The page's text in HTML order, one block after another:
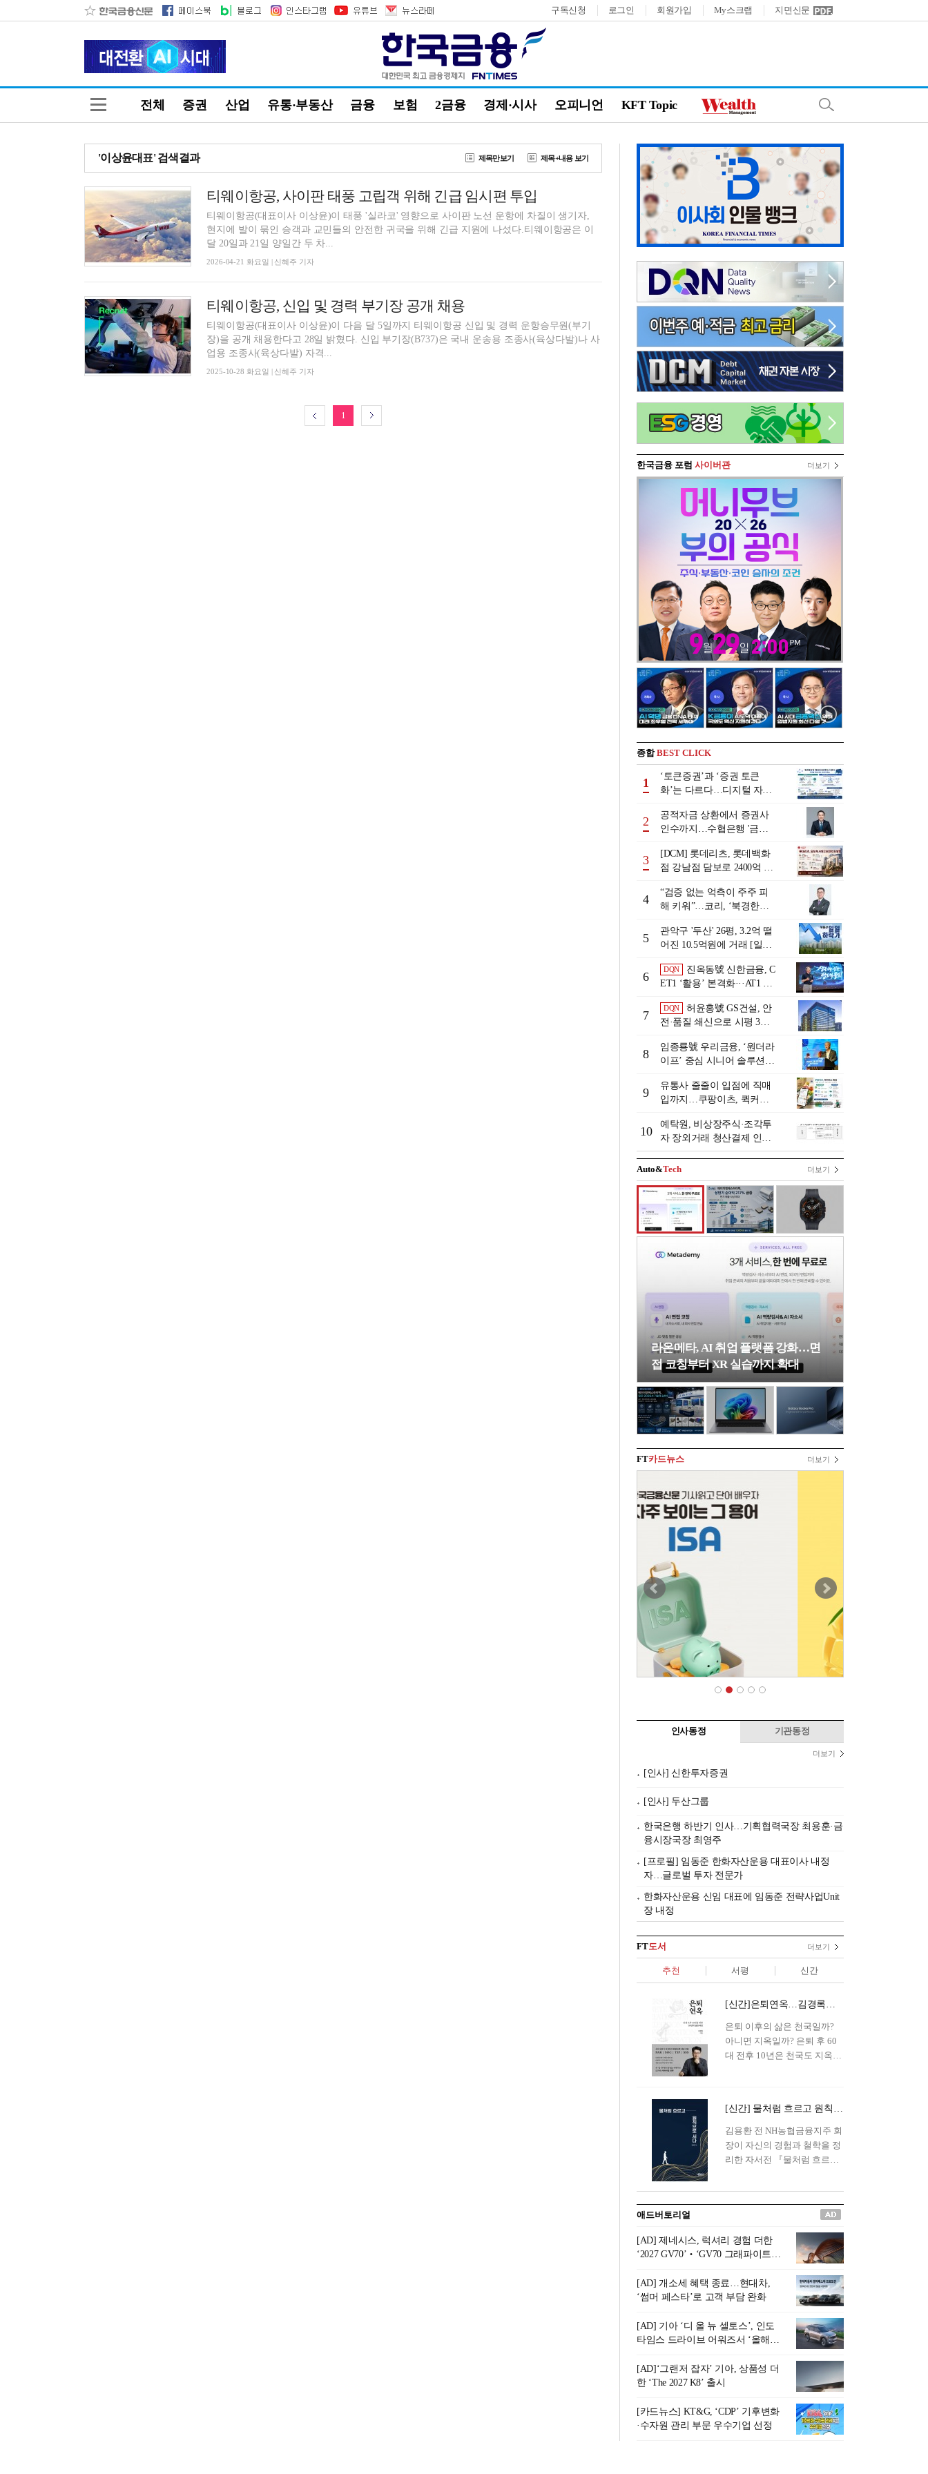
구독신청 로그인 회원가입 My스크랩 지면신문
전체 증권 산업 유통·부동산 금융 보험 2금융 경제·시사 오피니언 KFT Topic
'이상윤대표' 검색결과 제목만보기 제목+내용 보기
티웨이항공, 사이판 태풍 고립객 위해 긴급 임시편 투입
티웨이항공(대표이사 이상윤)이 태풍 '실라코' 영향으로 사이판 노선 운항에 차질이 생기자,
현지에 발이 묶인 승객과 교민들의 안전한 귀국을 위해 긴급 지원에 나섰다.티웨이항공은 이
달 20일과 21일 양일간 두 차...
2026-04-21 화요일 | 신혜주 기자
티웨이항공, 신입 및 경력 부기장 공개 채용
티웨이항공(대표이사 이상윤)이 다음 달 5일까지 티웨이항공 신입 및 경력 운항승무원(부기
장)을 공개 채용한다고 28일 밝혔다. 신입 부기장(B737)은 국내 운송용 조종사(육상다발)나 사
업용 조종사(육상다발) 자격...
2025-10-28 화요일 | 신혜주 기자
1
한국금융 포럼 사이버관 더보기
종합BEST CLICK
1
‘토큰증권’과 ‘증권 토큰
화’는 다르다…디지털 자본
2
공적자금 상환에서 증권사
인수까지…수협은행 '금융
행 금융그룹의 꿈①]
3
[DCM] 롯데리츠, 롯데백화
점 강남점 담보로 2400억 조
4
“검증 없는 억측이 주주 피
해 키워”…코리, ‘북경한미
5
관악구 '두산' 26평, 3.2억 떨
어진 10.5억원에 거래 [일일
6
DQN
진옥동號 신한금융, C
ET1 ‘활용’ 본격화···AT1 늘
view]
7
DQN
허윤홍號 GS건설, 안
전·품질 쇄신으로 시평 3위
8
임종룡號 우리금융, ‘원더라
이프’ 중심 시니어 솔루션
[금융 시니어 비즈니스 돋보
기]
9
유통사 줄줄이 입점에 직매
입까지…쿠팡이츠, 퀵커머
10
예탁원, 비상장주식·조각투
자 장외거래 청산결제 인프
라 구축 착수
Auto&Tech 더보기
라온메타, AI 취업 플랫폼 강화…면
접 코칭부터 XR 실습까지 확대
FT카드뉴스 더보기
인사동정 기관동정
더보기
[인사] 신한투자증권
[인사] 두산그룹
한국은행 하반기 인사…기획협력국장 최용훈·금
융시장국장 최영주
[프로필] 임동준 한화자산운용 대표이사 내정
자…글로벌 투자 전문가
한화자산운용 신임 대표에 임동준 전략사업Unit
장 내정
FT도서 더보기
추천 서평 신간
[신간]은퇴연옥…김경록의 은퇴 후 삶의 나침반
은퇴 이후의 삶은 천국일까?
아니면 지옥일까? 은퇴 후 60
대 전후 10년은 천국도 지옥도
은퇴 설계를 가이드해 온 김경
록 옵투스자산운용의 고문이
신간 『은퇴연옥』을 내놓았
다.단테는 지옥을 '모든 희망을
록 고문은 새로운 시각을 제시
0년의 과도기는 지옥이 아니라
정화와 성장의 공간인 ‘은퇴연
옥(Purgatory)’이라는 것이다.
연옥은 고통스럽지만 끝이 있
으며, 준비를 통해 천국으로 나
아갈 수 있는 희망의 장소라고
말한
[신간] 물처럼 흐르고 원칙으로 서다…김용환의 통찰을 담다
김용환 전 NH농협금융지주 회
장이 자신의 경험과 철학을 정
리한 자서전 『물처럼 흐르고
통 관료 출신으로 한국 금융의
주요 변곡점마다 중요한 역할
을 하고 금융 경영인으로서 큰
족적을 남긴 김 전 회장이 후배
세대에게 전하는 삶의 조언을
담은 인생 노트다.『물처럼 흐
르고 원칙으로 서다』는 단순
한 자서전을 넘어, 실패를 두려
워하지 않는 용기와 자신에 대
한 믿음이 어떻게 삶을 풍요롭
게 만드는지를 보여주는 지혜
의 보고로 평가된다.김용환 전
회장은 “인생의 목표가 크더라
도 조급해하지 말고 작은 것부
터 하나 하나 성취해 나가
라”고 조언한다. 뼈아픈 실패
조차 성공의 뼈대가 된다는 긍
애드버토리얼
[AD] 제네시스, 럭셔리 경험 더한
‘2027 GV70’‧‘GV70 그래파이트’
[AD] 개소세 혜택 종료…현대차,
‘썸머 페스타’로 고객 부담 완화
[AD] 기아 ‘디 올 뉴 셀토스’, 인도
타임스 드라이브 어워즈서 ‘올해의
[AD]‘그랜저 잡자’ 기아, 상품성 더
한 ‘The 2027 K8’ 출시
[카드뉴스] KT&G, ‘CDP’ 기후변화
·수자원 관리 부문 우수기업 선정